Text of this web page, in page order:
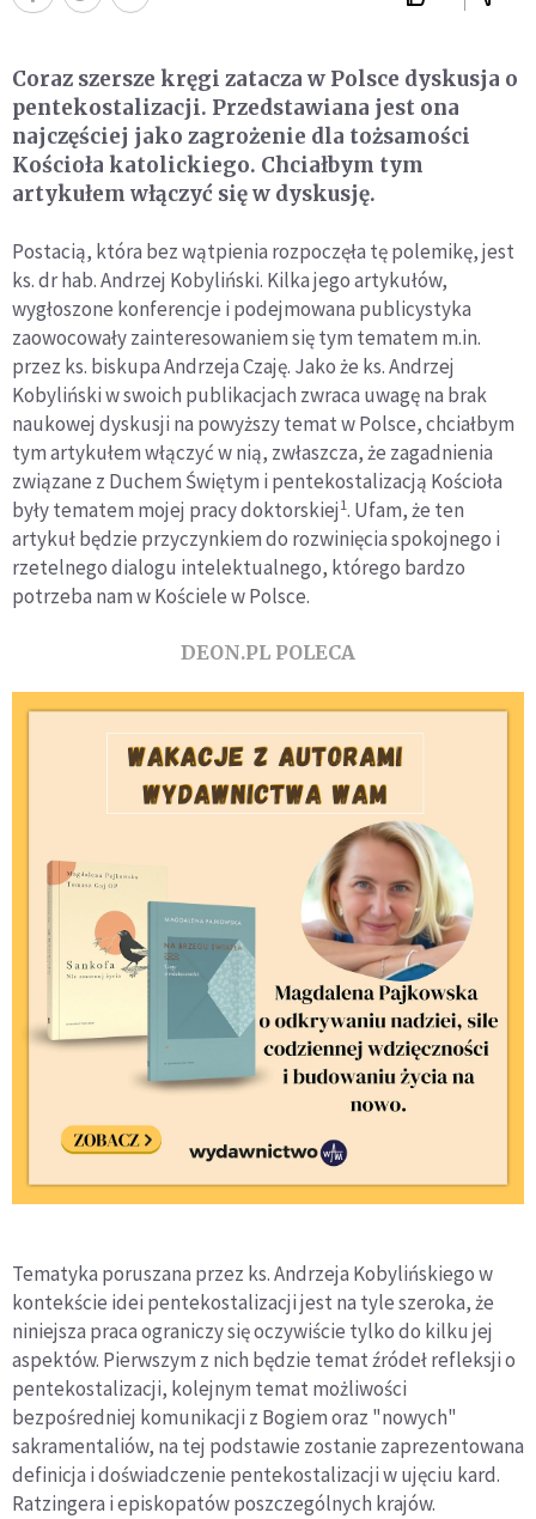
Coraz szersze kręgi zatacza w Polsce dyskusja o
pentekostalizacji. Przedstawiana jest ona
najczęściej jako zagrożenie dla tożsamości
Kościoła katolickiego. Chciałbym tym
artykułem włączyć się w dyskusję.
Postacią, która bez wątpienia rozpoczęła tę polemikę, jest
ks. dr hab. Andrzej Kobyliński. Kilka jego artykułów,
wygłoszone konferencje i podejmowana publicystyka
zaowocowały zainteresowaniem się tym tematem m.in.
przez ks. biskupa Andrzeja Czaję. Jako że ks. Andrzej
Kobyliński w swoich publikacjach zwraca uwagę na brak
naukowej dyskusji na powyższy temat w Polsce, chciałbym
tym artykułem włączyć w nią, zwłaszcza, że zagadnienia
związane z Duchem Świętym i pentekostalizacją Kościoła
były tematem mojej pracy doktorskiej1. Ufam, że ten
artykuł będzie przyczynkiem do rozwinięcia spokojnego i
rzetelnego dialogu intelektualnego, którego bardzo
potrzeba nam w Kościele w Polsce.
DEON.PL POLECA
Tematyka poruszana przez ks. Andrzeja Kobylińskiego w
kontekście idei pentekostalizacji jest na tyle szeroka, że
niniejsza praca ograniczy się oczywiście tylko do kilku jej
aspektów. Pierwszym z nich będzie temat źródeł refleksji o
pentekostalizacji, kolejnym temat możliwości
bezpośredniej komunikacji z Bogiem oraz "nowych"
sakramentaliów, na tej podstawie zostanie zaprezentowana
definicja i doświadczenie pentekostalizacji w ujęciu kard.
Ratzingera i episkopatów poszczególnych krajów.